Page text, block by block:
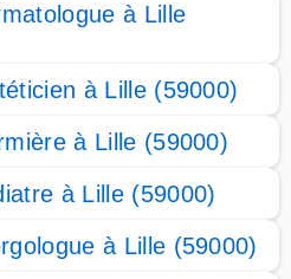
à Lille
à Lille (59000)
à Lille (59000)
à Lille (59000)
à Lille (59000)